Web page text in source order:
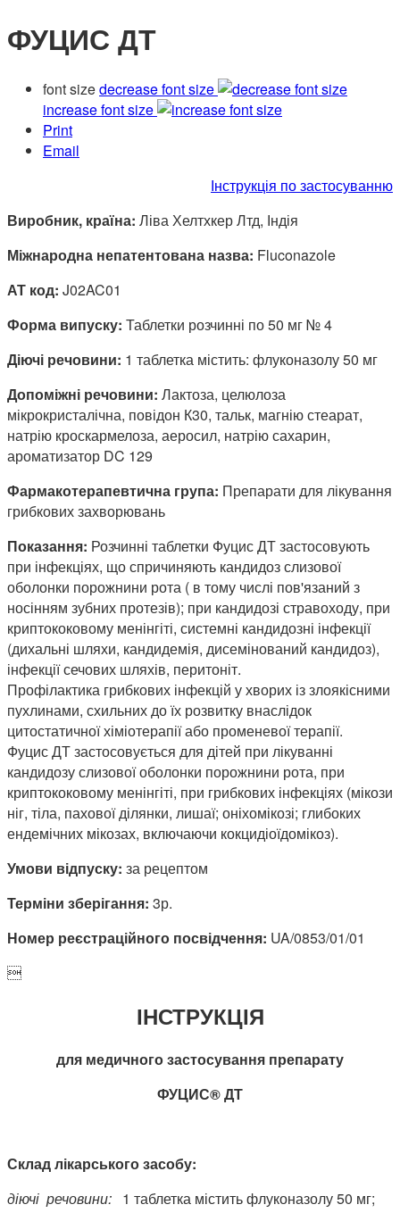
ФУЦИС ДТ
font sizedecrease font size
increase font size
Print
Email
Інструкція по застосуванню
Виробник, країна: Ліва Хелтхкер Лтд, Індія
Міжнародна непатентована назва: Fluconazole
АТ код: J02AC01
Форма випуску: Таблетки розчинні по 50 мг № 4
Діючі речовини: 1 таблетка містить: флуконазолу 50 мг
Допоміжні речовини: Лактоза, целюлоза
мікрокристалічна, повідон К30, тальк, магнію стеарат,
натрію кроскармелоза, аеросил, натрію сахарин,
ароматизатор DC 129
Фармакотерапевтична група: Препарати для лікування
грибкових захворювань
Показання: Розчинні таблетки Фуцис ДТ застосовують
при інфекціях, що спричиняють кандидоз слизової
оболонки порожнини рота ( в тому числі пов'язаний з
носінням зубних протезів); при кандидозі стравоходу, при
криптококовому менінгіті, системні кандидозні інфекції
(дихальні шляхи, кандидемія, дисемінований кандидоз),
інфекції сечових шляхів, перитоніт.
Профілактика грибкових інфекцій у хворих із злоякісними
пухлинами, схильних до їх розвитку внаслідок
цитостатичної хіміотерапії або променевої терапії.
Фуцис ДТ застосовується для дітей при лікуванні
кандидозу слизової оболонки порожнини рота, при
криптококовому менінгіті, при грибкових інфекціях (мікози
ніг, тіла, пахової ділянки, лишаї; оніхомікозі; глибоких
ендемічних мікозах, включаючи кокцидіоїдомікоз).
Умови відпуску: за рецептом
Терміни зберігання: 3р.
Номер реєстраційного посвідчення: UA/0853/01/01

ІНСТРУКЦІЯ
для медичного застосування препарату
ФУЦИС® ДТ
Склад лікарського засобу:
діючі речовини: 1 таблетка містить флуконазолу 50 мг;